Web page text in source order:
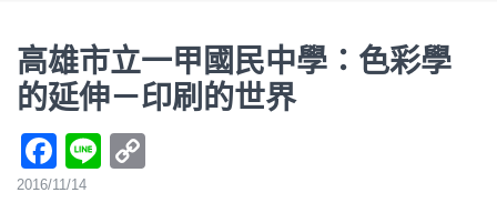
高雄市立一甲國民中學：色彩學
的延伸－印刷的世界
Facebook
Line
2016/11/14